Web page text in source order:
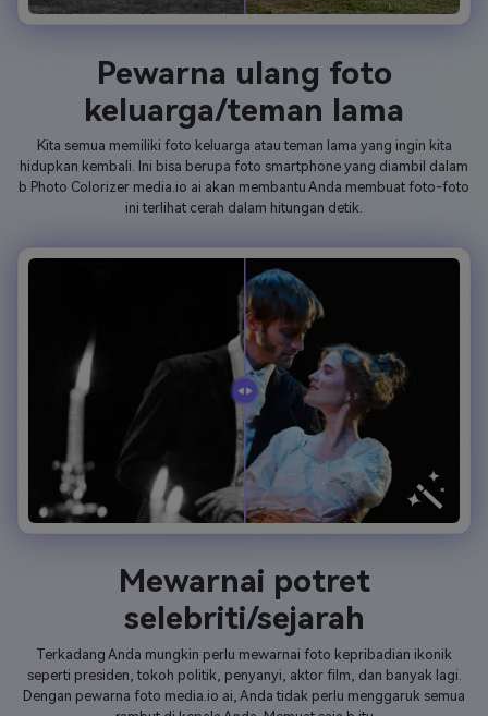
Pewarna ulang foto
keluarga/teman lama
Kita semua memiliki foto keluarga atau teman lama yang ingin kita
hidupkan kembali. Ini bisa berupa foto smartphone yang diambil dalam
b Photo Colorizer media.io ai akan membantu Anda membuat foto-foto
ini terlihat cerah dalam hitungan detik.
Mewarnai potret
selebriti/sejarah
Terkadang Anda mungkin perlu mewarnai foto kepribadian ikonik
seperti presiden, tokoh politik, penyanyi, aktor film, dan banyak lagi.
Dengan pewarna foto media.io ai, Anda tidak perlu menggaruk semua